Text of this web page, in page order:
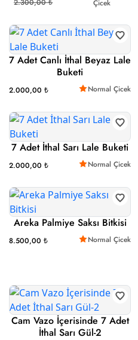
2.300,00 ₺
Çicek
7 Adet Canlı İthal Beyaz Lale
Buketi
2.000,00 ₺ Normal Çicek
7 Adet İthal Sarı Lale Buketi
2.000,00 ₺ Normal Çicek
Areka Palmiye Saksı Bitkisi
8.500,00 ₺ Normal Çicek
Cam Vazo İçerisinde 7 Adet
İthal Sarı Gül-2